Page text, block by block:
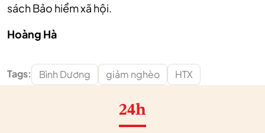
sách Bảo hiểm xã hội.
Hoàng Hà
Tags: Bình Dương giảm nghèo HTX
24h